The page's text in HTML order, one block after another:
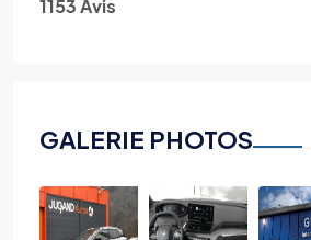
1153 Avis
GALERIE PHOTOS